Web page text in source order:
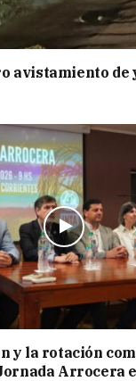
avistamiento de
y la rotación
Arrocera